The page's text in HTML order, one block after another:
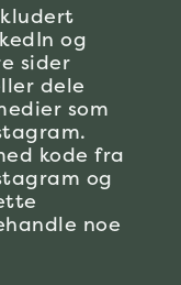
og
sider
dele
som
kode fra
og
noe